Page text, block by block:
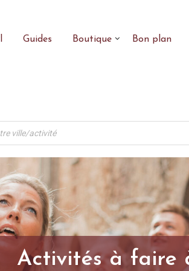
Guides Boutique Bon plan
Activités à faire